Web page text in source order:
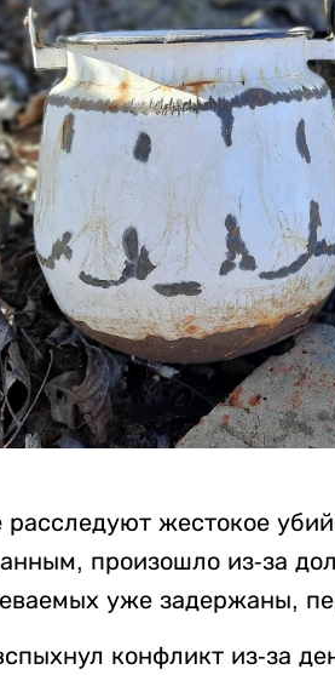
расследуют жестокое
произошло из-за
уже задержаны,
конфликт из-за